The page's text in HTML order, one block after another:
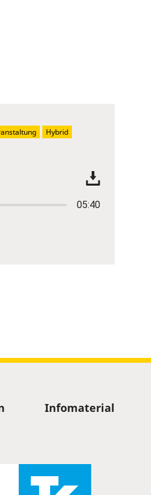
05:40
Hybrid
Infomaterial